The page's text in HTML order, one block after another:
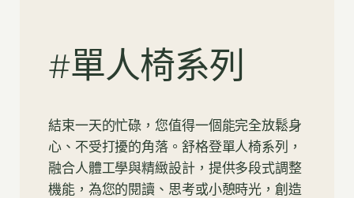
#單人椅系列
結束一天的忙碌，您值得一個能完全放鬆身
心、不受打擾的角落。舒格登單人椅系列，
融合人體工學與精緻設計，提供多段式調整
機能，為您的閱讀、思考或小憩時光，創造